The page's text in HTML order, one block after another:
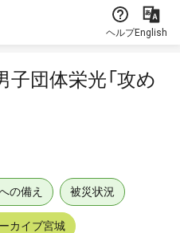
ヘルプEnglish
団体栄光「攻め
の備え 被災状況
カイブ宮城